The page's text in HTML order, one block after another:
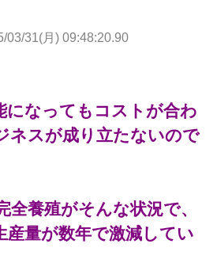
03/31(月) 09:48:20.90
になってもコストが合わ
ネスが成り立たないので
全養殖がそんな状況で、
産量が数年で激減してい